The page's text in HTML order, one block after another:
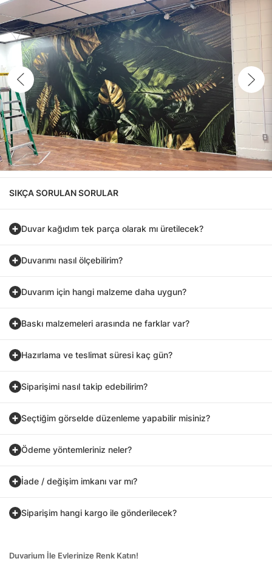
SIKÇA SORULAN SORULAR
Duvar kağıdım tek parça olarak mı üretilecek?
Duvarımı nasıl ölçebilirim?
Duvarım için hangi malzeme daha uygun?
Baskı malzemeleri arasında ne farklar var?
Hazırlama ve teslimat süresi kaç gün?
Siparişimi nasıl takip edebilirim?
Seçtiğim görselde düzenleme yapabilir misiniz?
Ödeme yöntemleriniz neler?
İade / değişim imkanı var mı?
Siparişim hangi kargo ile gönderilecek?
Duvarium İle Evlerinize Renk Katın!